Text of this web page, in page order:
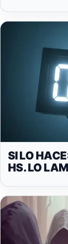
SI LO
HS. LO